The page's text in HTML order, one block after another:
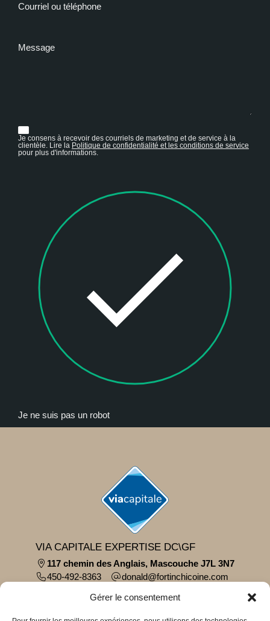
Gérer le consentement
Courriel ou téléphone
Message
Je consens à recevoir des courriels de marketing et de service à la
clientèle. Lire la Politique de confidentialité et les conditions de service
pour plus d'informations.
Je ne suis pas un robot
VIA CAPITALE EXPERTISE DC\GF
117 chemin des Anglais, Mascouche J7L 3N7
450-492-8363
moc.eniocihcnitrof@dlanod